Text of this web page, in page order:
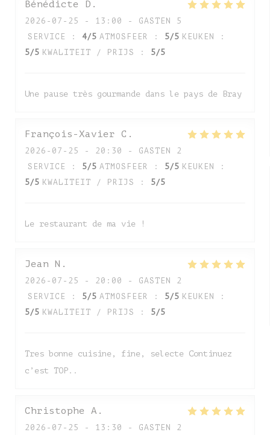
Bénédicte D
2026-07-25
- 13:00 - GASTEN 5
SERVICE
: 4/5 ATMOSFEER : 5/5 KEUKEN
:
5/5 KWALITEIT / PRIJS : 5/5
Une pause très gourmande dans le pays de Bray
François-Xavier C
2026-07-25
- 20:30 - GASTEN 2
SERVICE
: 5/5 ATMOSFEER : 5/5 KEUKEN
:
5/5 KWALITEIT / PRIJS : 5/5
Le restaurant de ma vie !
Jean N
2026-07-25
- 20:00 - GASTEN 2
SERVICE
: 5/5 ATMOSFEER : 5/5 KEUKEN
:
5/5 KWALITEIT / PRIJS : 5/5
Tres bonne cuisine, fine, selecte Continuez
c’est TOP..
Christophe A
2026-07-25
- 13:30 - GASTEN 2